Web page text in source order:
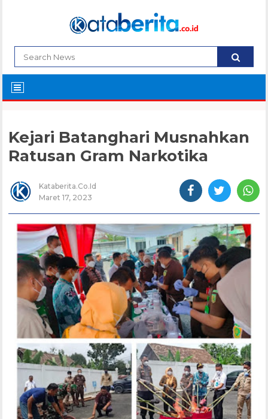
Kejari Batanghari Musnahkan
Ratusan Gram Narkotika
Kataberita.co.id
Maret 17, 2023